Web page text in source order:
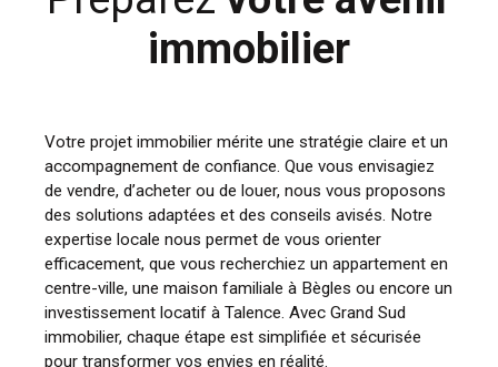
immobilier
Votre projet immobilier mérite une stratégie claire et un
accompagnement de confiance. Que vous envisagiez
de vendre, d’acheter ou de louer, nous vous proposons
des solutions adaptées et des conseils avisés. Notre
expertise locale nous permet de vous orienter
efficacement, que vous recherchiez un appartement en
centre-ville, une maison familiale à Bègles ou encore un
investissement locatif à Talence. Avec Grand Sud
immobilier, chaque étape est simplifiée et sécurisée
pour transformer vos envies en réalité.